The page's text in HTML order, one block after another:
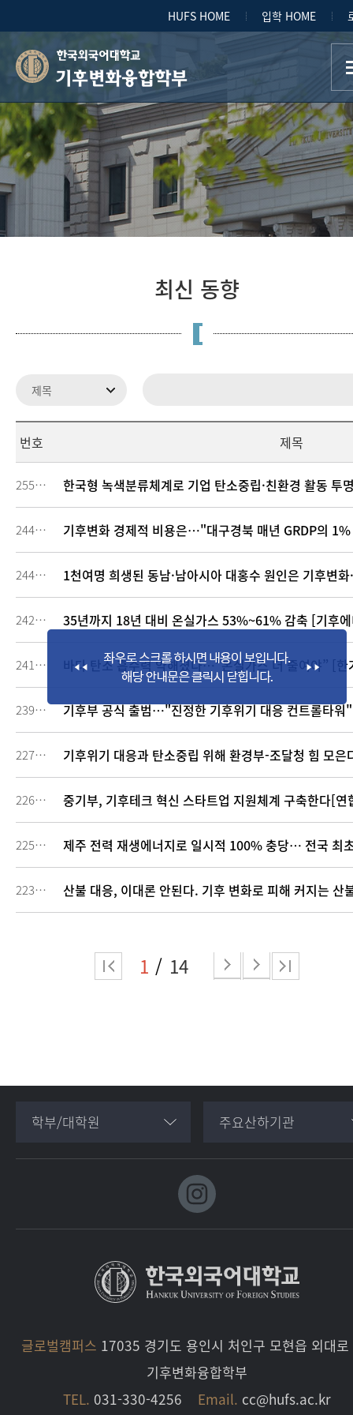
HUFS HOME 입학 HOME
기후변화융합학부
최신 동향
번호 제목
255063 한국형 녹색분류체계로 기업 탄소중립·친환경 활동
244474 기후변화 경제적 비용은…"대구경북 매년 GRDP의
244056 1천여명 희생된 동남·남아시아 대홍수 원인은 기후변
242732 35년까지 18년 대비 온실가스 53%~61% 감축 [기후
241787 바다 탄소 흡수력 약해졌다…“온실가스 더 줄여야” [한
239937 기후부 공식 출범…"진정한 기후위기 대응 컨트롤타
227489 기후위기 대응과 탄소중립 위해 환경부-조달청 힘 모
226777 중기부, 기후테크 혁신 스타트업 지원체계 구축한다[연
225807 제주 전력 재생에너지로 일시적 100% 충당… 전국 최
223493 산불 대응, 이대론 안된다. 기후 변화로 피해 커지는 산
1 14
학부/대학원 주요산하기관
글로벌캠퍼스 17035 경기도 용인시 처인구 모현읍 외대
기후변화융합학부
TEL. 031-330-4256 Email. cc@hufs.ac.kr